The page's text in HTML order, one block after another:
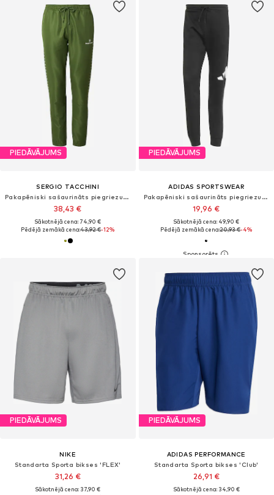
PIEDĀVĀJUMS
SERGIO TACCHINI
Pakapēniski sašaurināts piegriezums Sporta bikses 'Morgana'
38,43 €
Sākotnējā cena: 74,90 €
Pēdējā zemākā cena:43,92 €-12%
PIEDĀVĀJUMS
ADIDAS SPORTSWEAR
Pakapēniski sašaurināts piegriezums Sporta bikses
19,96 €
Sākotnējā cena: 49,90 €
Pēdējā zemākā cena:20,93 €-4%
PIEDĀVĀJUMS
NIKE
Standarta Sporta bikses 'FLEX'
31,26 €
Sākotnējā cena: 37,90 €
PIEDĀVĀJUMS
ADIDAS PERFORMANCE
Standarta Sporta bikses 'Club'
26,91 €
Sākotnējā cena: 34,90 €